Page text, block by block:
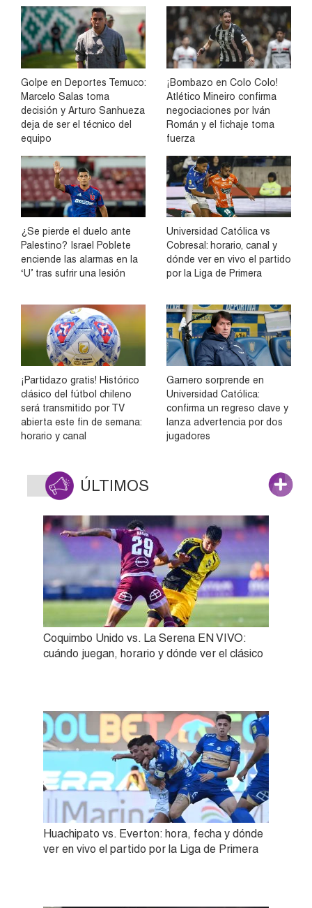
Golpe en Deportes Temuco:
Marcelo Salas toma
decisión y Arturo Sanhueza
deja de ser el técnico del
equipo
¡Bombazo en Colo Colo!
Atlético Mineiro confirma
negociaciones por Iván
Román y el fichaje toma
fuerza
¿Se pierde el duelo ante
Palestino? Israel Poblete
enciende las alarmas en la
‘U’ tras sufrir una lesión
Universidad Católica vs
Cobresal: horario, canal y
dónde ver en vivo el partido
por la Liga de Primera
¡Partidazo gratis! Histórico
clásico del fútbol chileno
será transmitido por TV
abierta este fin de semana:
horario y canal
Garnero sorprende en
Universidad Católica:
confirma un regreso clave y
lanza advertencia por dos
jugadores
ÚLTIMOS
Coquimbo Unido vs. La Serena EN VIVO:
cuándo juegan, horario y dónde ver el clásico
Huachipato vs. Everton: hora, fecha y dónde
ver en vivo el partido por la Liga de Primera